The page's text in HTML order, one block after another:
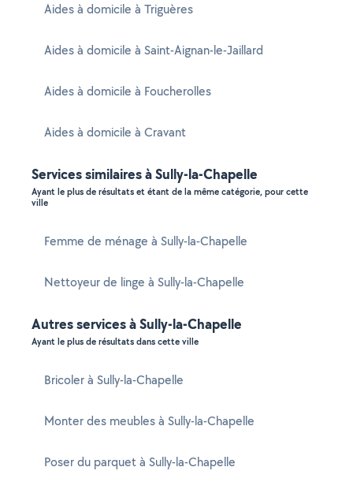
Aides à domicile à Triguères
Aides à domicile à Saint-Aignan-le-Jaillard
Aides à domicile à Foucherolles
Aides à domicile à Cravant
Services similaires à Sully-la-Chapelle
Ayant le plus de résultats et étant de la même catégorie, pour cette
ville
Femme de ménage à Sully-la-Chapelle
Nettoyeur de linge à Sully-la-Chapelle
Autres services à Sully-la-Chapelle
Ayant le plus de résultats dans cette ville
Bricoler à Sully-la-Chapelle
Monter des meubles à Sully-la-Chapelle
Poser du parquet à Sully-la-Chapelle